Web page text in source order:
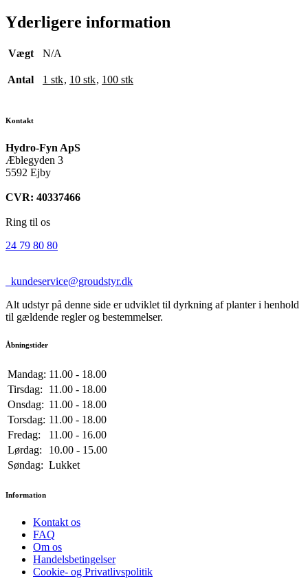
Yderligere information
Vægt N/A
Antal 1 stk, 10 stk, 100 stk
Kontakt
Hydro-Fyn ApS
Æblegyden 3
5592 Ejby
CVR: 40337466
Ring til os
24 79 80 80
kundeservice@groudstyr.dk
Alt udstyr på denne side er udviklet til dyrkning af planter i henhold
til gældende regler og bestemmelser.
Åbningstider
Mandag: 11.00 - 18.00
Tirsdag:
11.00 - 18.00
Onsdag: 11.00 - 18.00
Torsdag: 11.00 - 18.00
Fredag:
11.00 - 16.00
Lørdag:
10.00 - 15.00
Søndag: Lukket
Information
Kontakt os
FAQ
Om os
Handelsbetingelser
Cookie- og Privatlivspolitik